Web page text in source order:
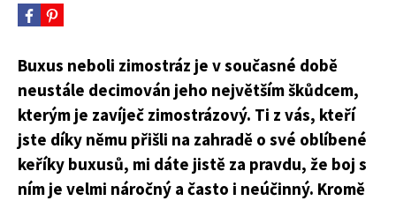
Buxus neboli zimostráz je v současné době
neustále decimován jeho největším škůdcem,
kterým je zavíječ zimostrázový. Ti z vás, kteří
jste díky němu přišli na zahradě o své oblíbené
keříky buxusů, mi dáte jistě za pravdu, že boj s
ním je velmi náročný a často i neúčinný. Kromě